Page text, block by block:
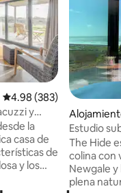
Calificación promedio:
4.98 (383)
y
la
casa de
de
y los
ire
Estudio
The Hide
colina con
Newgale y
plena